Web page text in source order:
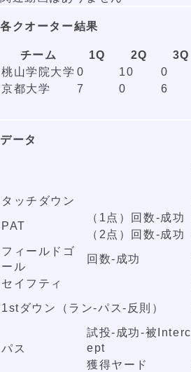
各クオーター結果
チーム 1Q 2Q 3Q
桃山学院大学 0 10 0
京都大学
7 0 6
データ
タッチダウン
PAT
（1点）回数-成功
（2点）回数-成功
フィールドゴ
ール
回数-成功
セイフティ
1stダウン（ラン-パス-反則）
パス
試投-成功-被Interc
ept
獲得ヤード